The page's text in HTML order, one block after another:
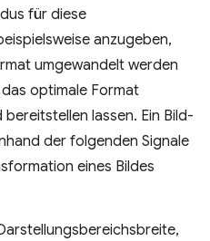
für diese
anzugeben,
umgewandelt werden
optimale Format
lassen. Ein Bild-
der folgenden Signale
eines Bildes